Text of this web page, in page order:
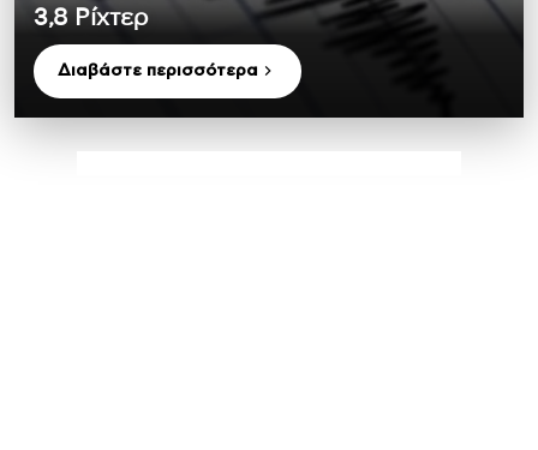
3,8 Ρίχτερ
Διαβάστε περισσότερα